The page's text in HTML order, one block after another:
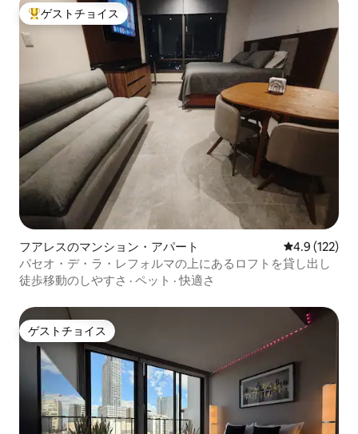
大好評のゲストチョイスです。
ゲストチョイス
フアレスのマンション・アパート レビュー122
4.9 (122)
パセオ・デ・ラ・レフォルマの上にあるロフトを貸し出し
徒歩移動のしやすさ · ペット ·快適さ
ゲストチョイス
ゲストチョイス